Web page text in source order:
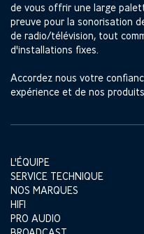
de vous offrir une large
preuve pour la sonorisation
de radio/télévision, tout
d'installations fixes.
Accordez nous votre
expérience et de nos
L'ÉQUIPE
SERVICE TECHNIQUE
NOS MARQUES
HIFI
PRO AUDIO